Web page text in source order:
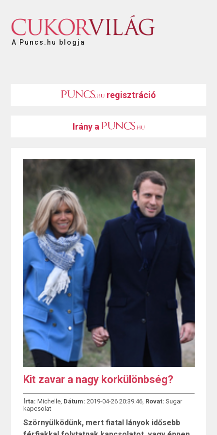
A Puncs.hu blogja
regisztráció
Irány a
Kit zavar a nagy korkülönbség?
Írta: Michelle, Dátum: 2019-04-26 20:39:46, Rovat: Sugar
kapcsolat
Szörnyülködünk, mert fiatal lányok idősebb